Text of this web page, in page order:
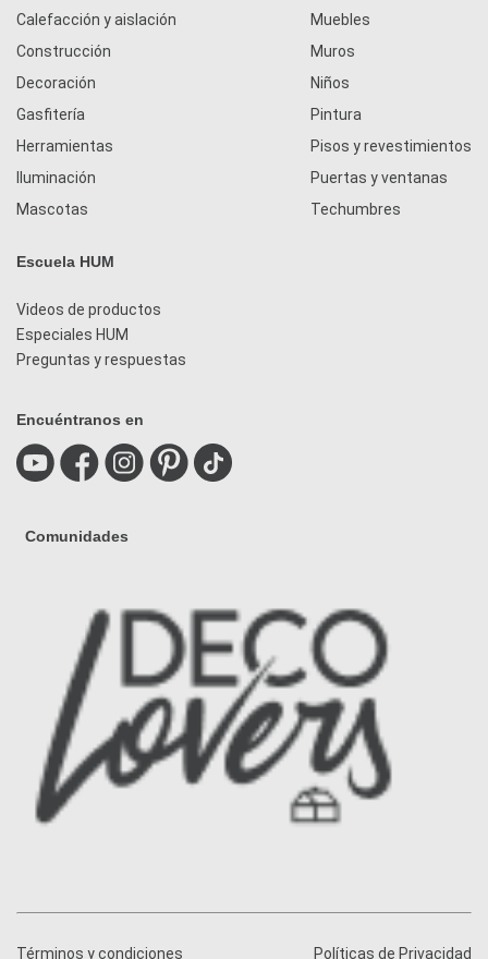
Calefacción y aislación
Construcción
Decoración
Gasfitería
Herramientas
Iluminación
Mascotas
Muebles
Muros
Niños
Pintura
Pisos y revestimientos
Puertas y ventanas
Techumbres
Escuela HUM
Videos de productos
Especiales HUM
Preguntas y respuestas
Encuéntranos en
Comunidades
Términos y condiciones Políticas de Privacidad